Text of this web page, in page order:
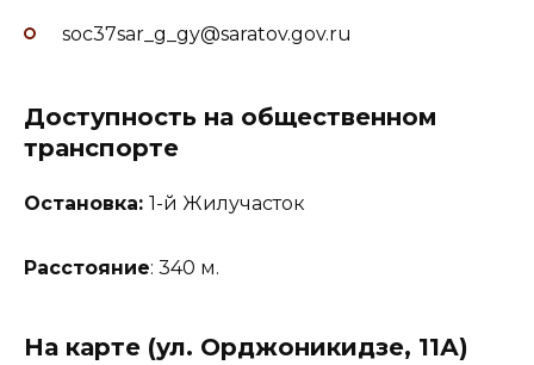
soc37sar_g_gy@saratov.gov.ru
Доступность на общественном
транспорте
Остановка: 1-й Жилучасток
Расстояние: 340 м.
На карте (ул. Орджоникидзе, 11А)